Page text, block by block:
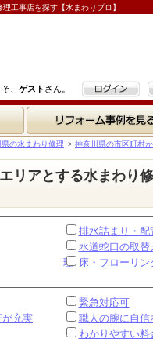
工事店を探す【水まわりプロ】
、 ゲスト さん。 ログイン
リフォーム事例を見る
の水まわり修理 > 神奈川県の市区町村
リアとする水まわり
排水詰まり・
水道蛇口の取
理 床・フローリ
緊急対応可
が充実
職人の腕に自信
わかりやすい料